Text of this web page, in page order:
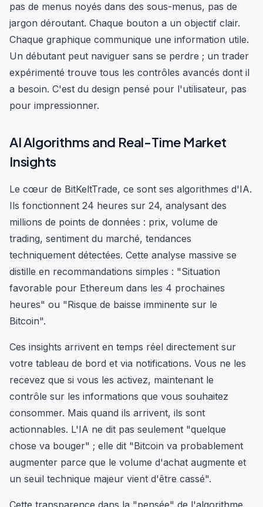
pas de menus noyés dans des sous-menus, pas de
jargon déroutant. Chaque bouton a un objectif clair.
Chaque graphique communique une information utile.
Un débutant peut naviguer sans se perdre ; un trader
expérimenté trouve tous les contrôles avancés dont il
a besoin. C'est du design pensé pour l'utilisateur, pas
pour impressionner.
AI Algorithms and Real-Time Market
Insights
Le cœur de BitKeltTrade, ce sont ses algorithmes d'IA.
Ils fonctionnent 24 heures sur 24, analysant des
millions de points de données : prix, volume de
trading, sentiment du marché, tendances
techniquement détectées. Cette analyse massive se
distille en recommandations simples : "Situation
favorable pour Ethereum dans les 4 prochaines
heures" ou "Risque de baisse imminente sur le
Bitcoin".
Ces insights arrivent en temps réel directement sur
votre tableau de bord et via notifications. Vous ne les
recevez que si vous les activez, maintenant le
contrôle sur les informations que vous souhaitez
consommer. Mais quand ils arrivent, ils sont
actionnables. L'IA ne dit pas seulement "quelque
chose va bouger" ; elle dit "Bitcoin va probablement
augmenter parce que le volume d'achat augmente et
un seuil technique majeur vient d'être cassé".
Cette transparence dans la "pensée" de l'algorithme